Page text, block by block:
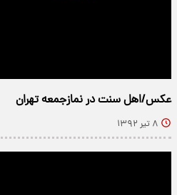
عکس/اهل سنت در نمازجمعه تهران
۸ تیر ۱۳۹۲